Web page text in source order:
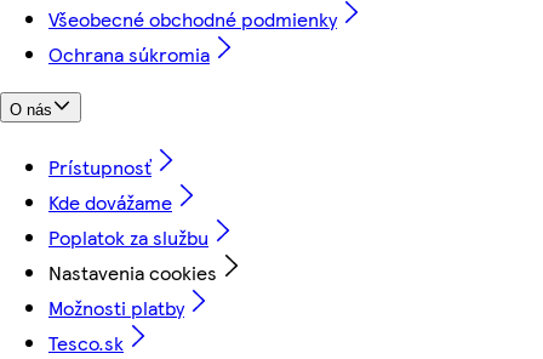
Všeobecné obchodné podmienky
Ochrana súkromia
O nás
Prístupnosť
Kde dovážame
Poplatok za službu
Nastavenia cookies
Možnosti platby
Tesco.sk